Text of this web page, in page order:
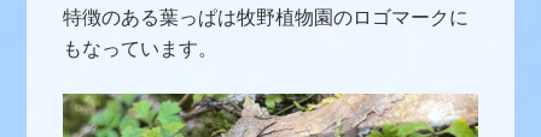
特徴のある葉っぱは牧野植物園のロゴマークに
もなっています。